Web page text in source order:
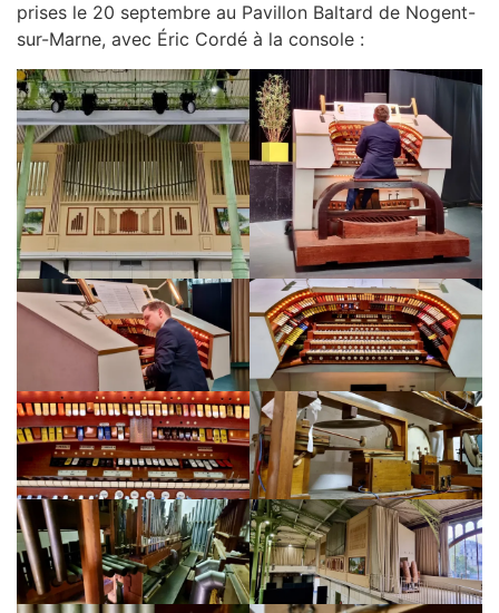
prises le 20 septembre au Pavillon Baltard de Nogent-
sur-Marne, avec Éric Cordé à la console :